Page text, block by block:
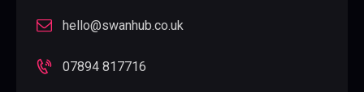
hello@swanhub.co.uk
07894 817716